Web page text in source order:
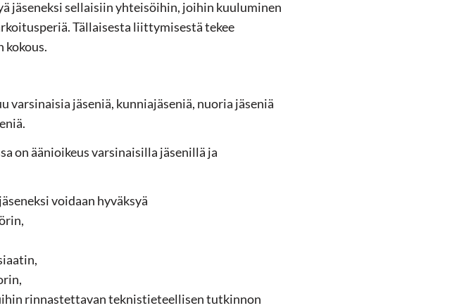
jäseneksi sellaisiin yhteisöihin, joihin kuuluminen
Tällaisesta liittymisestä tekee
kokous.
varsinaisia jäseniä, kunniajäseniä, nuoria jäseniä
on äänioikeus varsinaisilla jäsenillä ja
voidaan hyväksyä
rinnastettavan teknistieteellisen tutkinnon